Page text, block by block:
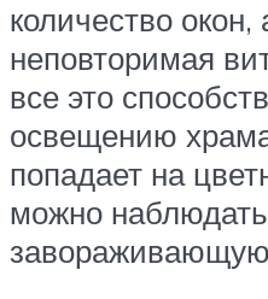
количество окон,
неповторимая
все это
освещению
попадает на
можно наблюдать
завораживающую